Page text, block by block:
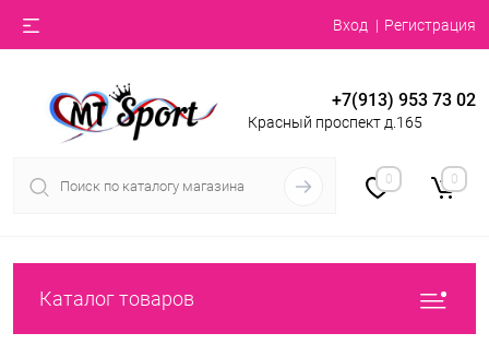
Вход Регистрация
+7(913) 953 73 02
Красный проспект д.165
0 0
Каталог товаров